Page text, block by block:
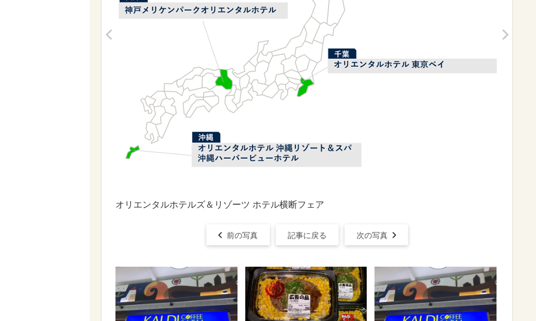
オリエンタルホテルズ＆リゾーツ ホテル横断フェア
前の写真 記事に戻る 次の写真